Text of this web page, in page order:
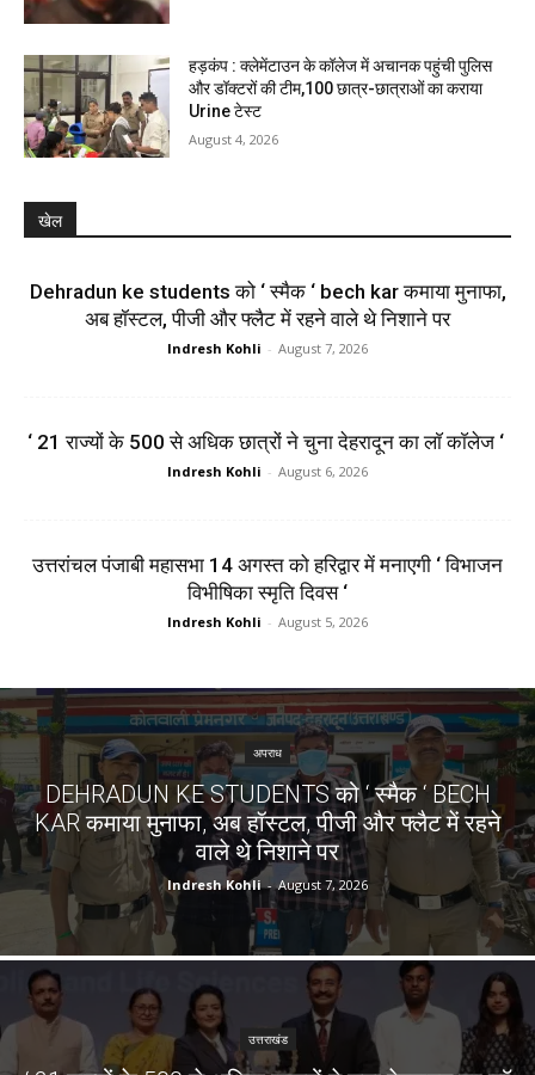
हड़कंप : क्लेमेंटाउन के कॉलेज में अचानक पहुंची पुलिस
और डॉक्टरों की टीम,100 छात्र-छात्राओं का कराया
Urine टेस्ट
August 4, 2026
खेल
Dehradun ke students को ‘ स्मैक ‘ bech kar कमाया मुनाफा,
अब हॉस्टल, पीजी और फ्लैट में रहने वाले थे निशाने पर
Indresh Kohli - August 7, 2026
‘ 21 राज्यों के 500 से अधिक छात्रों ने चुना देहरादून का लाॅ काॅलेज ‘
Indresh Kohli - August 6, 2026
उत्तरांचल पंजाबी महासभा 14 अगस्त को हरिद्वार में मनाएगी ‘ विभाजन
विभीषिका स्मृति दिवस ‘
Indresh Kohli - August 5, 2026
अपराध
DEHRADUN KE STUDENTS को ‘ स्मैक ‘ BECH
KAR कमाया मुनाफा, अब हॉस्टल, पीजी और फ्लैट में रहने
वाले थे निशाने पर
Indresh Kohli - August 7, 2026
उत्तराखंड